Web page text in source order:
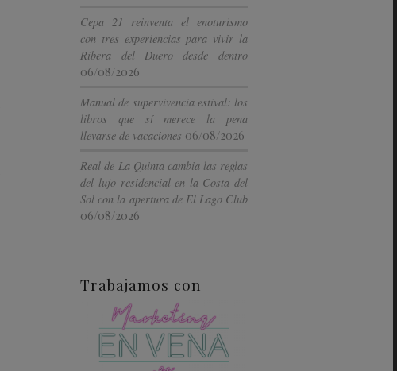
Cepa 21 reinventa el enoturismo
con tres experiencias para vivir la
Ribera del Duero desde dentro
06/08/2026
Manual de supervivencia estival: los
libros que sí merece la pena
llevarse de vacaciones 06/08/2026
Real de La Quinta cambia las reglas
del lujo residencial en la Costa del
Sol con la apertura de El Lago Club
06/08/2026
Trabajamos con